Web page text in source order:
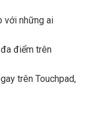
với những ai
điểm trên
trên Touchpad,